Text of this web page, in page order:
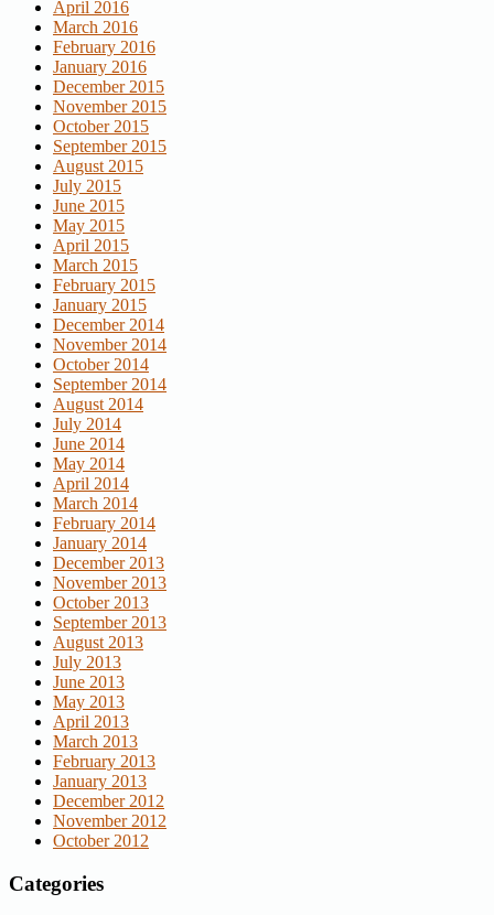
April 2016
March 2016
February 2016
January 2016
December 2015
November 2015
October 2015
September 2015
August 2015
July 2015
June 2015
May 2015
April 2015
March 2015
February 2015
January 2015
December 2014
November 2014
October 2014
September 2014
August 2014
July 2014
June 2014
May 2014
April 2014
March 2014
February 2014
January 2014
December 2013
November 2013
October 2013
September 2013
August 2013
July 2013
June 2013
May 2013
April 2013
March 2013
February 2013
January 2013
December 2012
November 2012
October 2012
Categories